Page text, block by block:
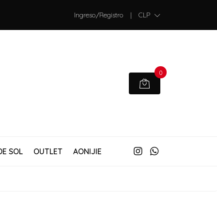
Ingreso/Registro | CLP
0
SOL OUTLET AONIJIE